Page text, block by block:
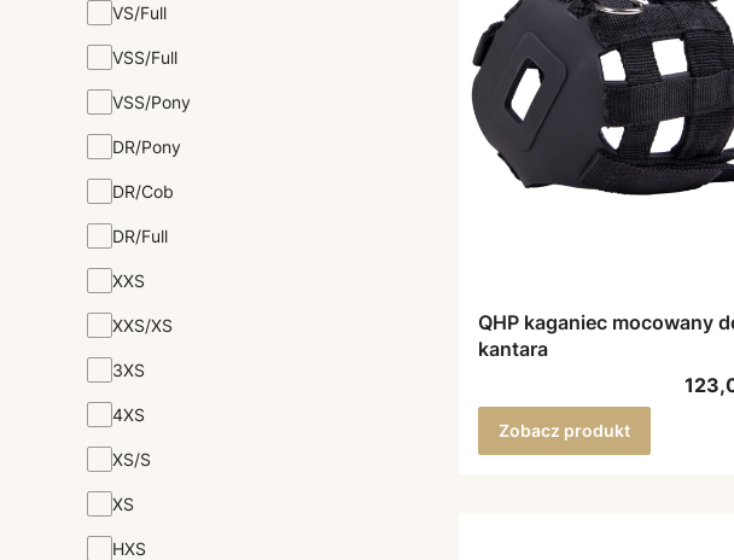
VS/Full
VSS/Full
VSS/Pony
DR/Pony
DR/Cob
DR/Full
XXS
XXS/XS
3XS
4XS
XS/S
XS
HXS
QHP kaganiec mocowany
kantara
Cena
Zobacz produkt